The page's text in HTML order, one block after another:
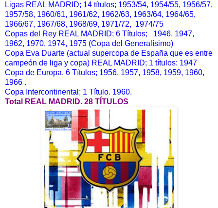
Ligas REAL MADRID; 14 títulos; 1953/54, 1954/55, 1956/57,
1957/58, 1960/61, 1961/62, 1962/63, 1963/64, 1964/65,
1966/67, 1967/68, 1968/69, 1971/72, 1974/75
Copas del Rey REAL MADRID; 6 Títulos; 1946, 1947,
1962, 1970, 1974, 1975 (Copa del Generalísimo)
Copa Eva Duarte (actual supercopa de España que es entre
campeón de liga y copa) REAL MADRID; 1 títulos: 1947
Copa de Europa. 6 Títulos; 1956, 1957, 1958, 1959, 1960,
1966 .
Copa Intercontinental; 1 Título. 1960.
Total REAL MADRID. 28 TÍTULOS